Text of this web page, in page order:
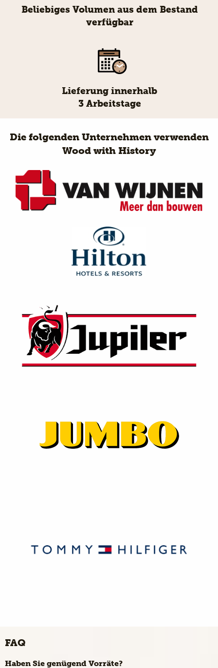
Beliebiges Volumen aus dem Bestand
verfügbar
Lieferung innerhalb
3 Arbeitstage
Die folgenden Unternehmen verwenden
Wood with History
FAQ
Haben Sie genügend Vorräte?